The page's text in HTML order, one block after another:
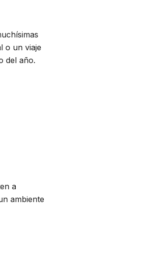
o un viaje
del año.
a
ambiente